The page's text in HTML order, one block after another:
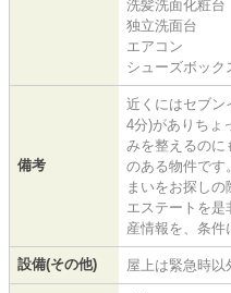
洗髪洗面化粧台
独立洗面台
エアコン
シューズボック
備考
近くにはセブ
4分)がありちょ
みを整えるのに
のある物件です
まいをお探し
エステートを是
産情報を、条件
設備(その他) 屋上は緊急時以